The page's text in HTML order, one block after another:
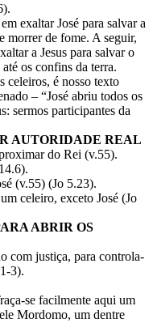
exaltar José para salvar a
morrer de fome. A seguir,
a Jesus para salvar o
os confins da terra.
celeiros, é nosso texto
– “José abriu todos os
sermos participantes da
AUTORIDADE REAL
do Rei (v.55).
(v.55) (Jo 5.23).
celeiro, exceto José (Jo
ABRIR OS
com justiça, para controla-
3).
se facilmente aqui um
Mordomo, um dentre